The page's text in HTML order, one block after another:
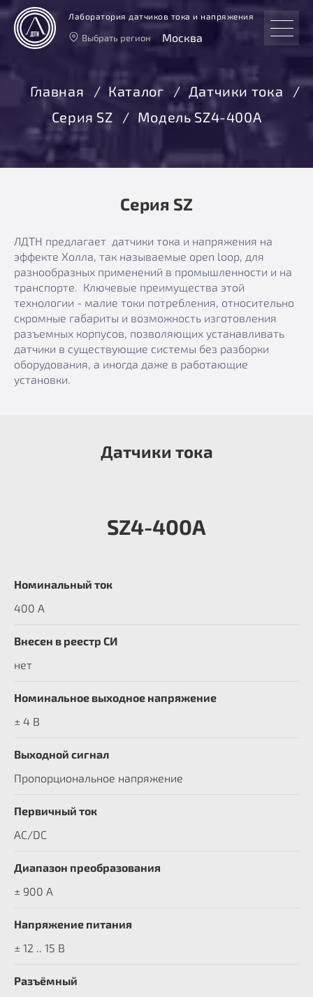
Лаборатория датчиков тока и напряжения
Выбрать регион Москва
Москва
Санкт-Петербург
Екатеринбург
Новосибирск
Главная Каталог
Датчики тока
Серия SZ
Модель SZ4-400А
Серия SZ
ЛДТН предлагает датчики тока и напряжения на
эффекте Холла, так называемые open loop, для
разнообразных применений в промышленности и на
транспорте. Ключевые преимущества этой
технологии - малие токи потребления, относительно
скромные габариты и возможность изготовления
разъемных корпусов, позволяющих устанавливать
датчики в существующие системы без разборки
оборудования, а иногда даже в работающие
установки.
Датчики тока
SZ4-400А
Номинальный ток
400 А
Внесен в реестр СИ
нет
Номинальное выходное напряжение
± 4 В
Выходной сигнал
Пропорциональное напряжение
Первичный ток
AC/DC
Диапазон преобразования
± 900 A
Напряжение питания
± 12 .. 15 В
Разъёмный